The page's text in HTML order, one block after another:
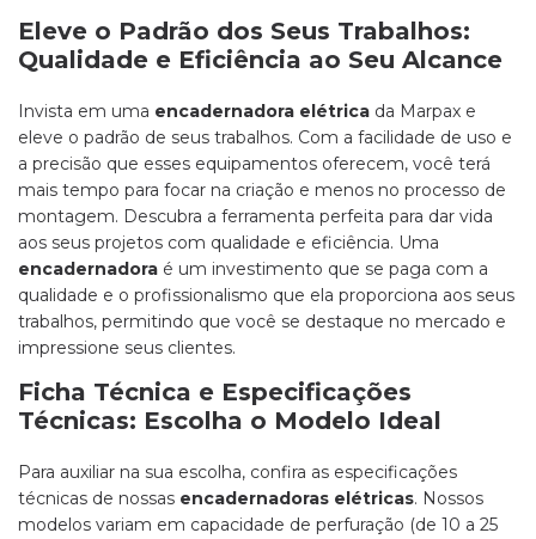
Eleve o Padrão dos Seus Trabalhos:
Qualidade e Eficiência ao Seu Alcance
Invista em uma encadernadora elétrica da Marpax e
eleve o padrão de seus trabalhos. Com a facilidade de uso e
a precisão que esses equipamentos oferecem, você terá
mais tempo para focar na criação e menos no processo de
montagem. Descubra a ferramenta perfeita para dar vida
aos seus projetos com qualidade e eficiência. Uma
encadernadora é um investimento que se paga com a
qualidade e o profissionalismo que ela proporciona aos seus
trabalhos, permitindo que você se destaque no mercado e
impressione seus clientes.
Ficha Técnica e Especificações
Técnicas: Escolha o Modelo Ideal
Para auxiliar na sua escolha, confira as especificações
técnicas de nossas encadernadoras elétricas. Nossos
modelos variam em capacidade de perfuração (de 10 a 25